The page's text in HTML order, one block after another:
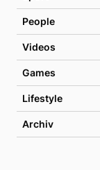
People
Videos
Games
Lifestyle
Archiv